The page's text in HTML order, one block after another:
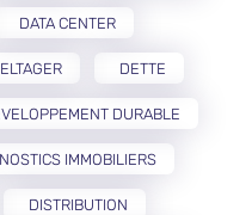
DATA CENTER
DETTE
DURABLE
IMMOBILIERS
DISTRIBUTION